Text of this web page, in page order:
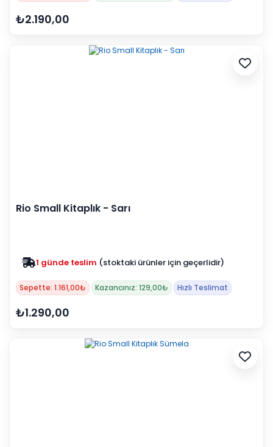
₺2.190,00
Rio Small Kitaplık - Sarı
1 günde teslim (stoktaki ürünler için geçerlidir)
Sepette: 1.161,00₺ Kazancınız: 129,00₺ Hızlı Teslimat
₺1.290,00